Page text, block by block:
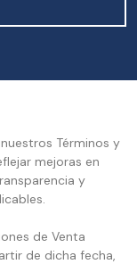
Términos y
mejoras en
y
de Venta
de dicha fecha,